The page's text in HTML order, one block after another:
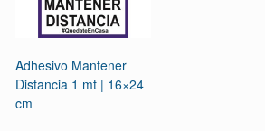
Adhesivo Mantener
Distancia 1 mt | 16×24
cm